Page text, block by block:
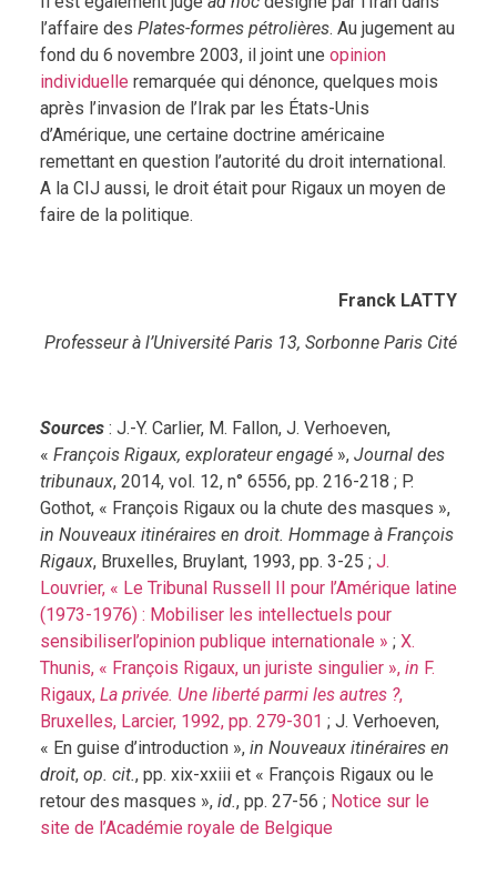
l’affaire des Plates-formes pétrolières. Au jugement au
fond du 6 novembre 2003, il joint une opinion
individuelle remarquée qui dénonce, quelques mois
après l’invasion de l’Irak par les États-Unis
d’Amérique, une certaine doctrine américaine
remettant en question l’autorité du droit international.
A la CIJ aussi, le droit était pour Rigaux un moyen de
faire de la politique.
Franck LATTY
Professeur à l’Université Paris 13, Sorbonne Paris Cité
Sources : J.-Y. Carlier, M. Fallon, J. Verhoeven,
« François Rigaux, explorateur engagé», Journal des
tribunaux, 2014, vol. 12, n° 6556, pp. 216-218 ; P.
Gothot, « François Rigaux ou la chute des masques »,
in Nouveaux itinéraires en droit. Hommage à François
Rigaux, Bruxelles, Bruylant, 1993, pp. 3-25 ; J.
Louvrier, « Le Tribunal Russell II pour l’Amérique latine
(1973-1976) : Mobiliser les intellectuels pour
sensibiliserl’opinion publique internationale » ; X.
Thunis, « François Rigaux, un juriste singulier », in F.
Rigaux, La privée. Une liberté parmi les autres ?,
Bruxelles, Larcier, 1992, pp. 279-301 ; J. Verhoeven,
« En guise d’introduction », in Nouveaux itinéraires en
droit, op. cit., pp. xix-xxiii et « François Rigaux ou le
retour des masques », id., pp. 27-56 ; Notice sur le
site de l’Académie royale de Belgique